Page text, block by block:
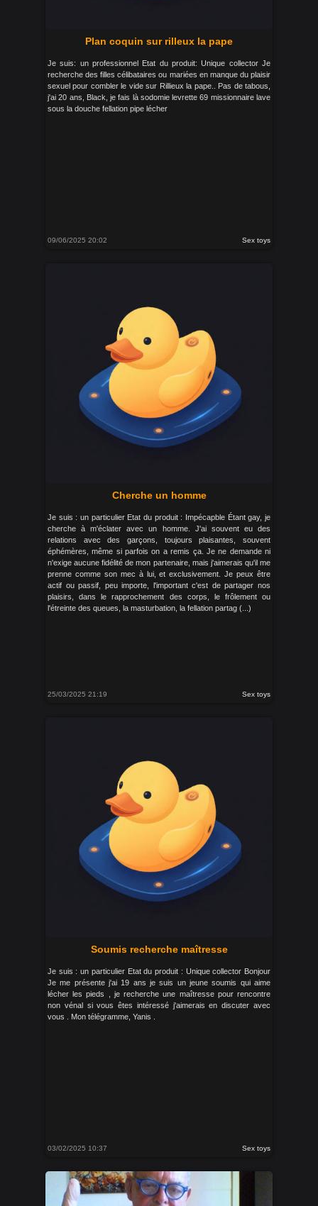
Plan coquin sur rilleux la pape
Je suis: un professionnel Etat du produit: Unique collector Je
recherche des filles célibataires ou mariées en manque du plaisir
sexuel pour combler le vide sur Rillieux la pape.. Pas de tabous,
j'ai 20 ans, Black, je fais là sodomie levrette 69 missionnaire lave
sous la douche fellation pipe lécher
09/06/2025 20:02 Sex toys
Cherche un homme
Je suis : un particulier Etat du produit : Impécapble Étant gay, je
cherche à m'éclater avec un homme. J'ai souvent eu des
relations avec des garçons, toujours plaisantes, souvent
éphémères, même si parfois on a remis ça. Je ne demande ni
n'exige aucune fidélité de mon partenaire, mais j'aimerais qu'il me
prenne comme son mec à lui, et exclusivement. Je peux être
actif ou passif, peu importe, l'important c'est de partager nos
plaisirs, dans le rapprochement des corps, le frôlement ou
l'étreinte des queues, la masturbation, la fellation partag (...)
25/03/2025 21:19 Sex toys
Soumis recherche maîtresse
Je suis : un particulier Etat du produit : Unique collector Bonjour
Je me présente j'ai 19 ans je suis un jeune soumis qui aime
lécher les pieds , je recherche une maîtresse pour rencontre
non vénal si vous êtes intéressé j'aimerais en discuter avec
vous . Mon télégramme, Yanis .
03/02/2025 10:37 Sex toys